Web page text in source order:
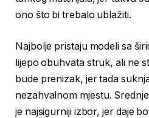
ono što bi trebalo ublažiti.
Najbolje pristaju modeli sa
lijepo obuhvata struk, ali ne
bude prenizak, jer tada
nezahvalnom mjestu.
je najsigurniji izbor, jer daje